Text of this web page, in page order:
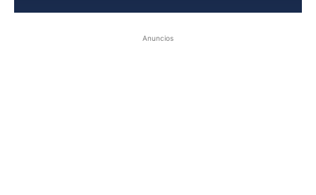
Anuncios